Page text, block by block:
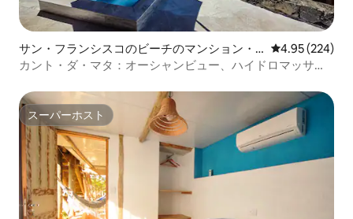
サン・フランシスコのビーチのマンション・
アパート
レビュー224
4.95 (224)
カント・ダ・マタ：オーシャンビュー、ハイドロマッサー
スーパーホスト
スーパーホスト